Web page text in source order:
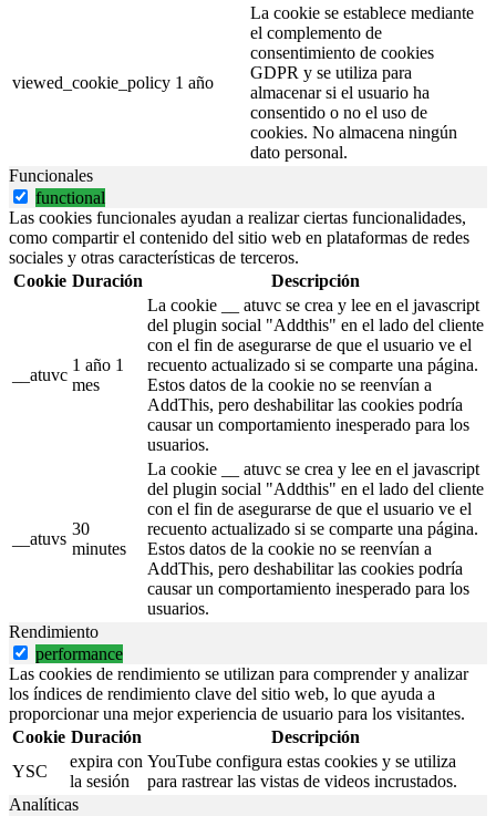
viewed_cookie_policy 1 año
La cookie se establece mediante
el complemento de
consentimiento de cookies
GDPR y se utiliza para
almacenar si el usuario ha
consentido o no el uso de
cookies. No almacena ningún
dato personal.
Funcionales
functional
Las cookies funcionales ayudan a realizar ciertas funcionalidades,
como compartir el contenido del sitio web en plataformas de redes
sociales y otras características de terceros.
Cookie Duración Descripción
__atuvc
1 año 1
mes
La cookie __ atuvc se crea y lee en el javascript
del plugin social "Addthis" en el lado del cliente
con el fin de asegurarse de que el usuario ve el
recuento actualizado si se comparte una página.
Estos datos de la cookie no se reenvían a
AddThis, pero deshabilitar las cookies podría
causar un comportamiento inesperado para los
usuarios.
__atuvs
30
minutes
La cookie __ atuvc se crea y lee en el javascript
del plugin social "Addthis" en el lado del cliente
con el fin de asegurarse de que el usuario ve el
recuento actualizado si se comparte una página.
Estos datos de la cookie no se reenvían a
AddThis, pero deshabilitar las cookies podría
causar un comportamiento inesperado para los
usuarios.
Rendimiento
performance
Las cookies de rendimiento se utilizan para comprender y analizar
los índices de rendimiento clave del sitio web, lo que ayuda a
proporcionar una mejor experiencia de usuario para los visitantes.
Cookie Duración
Descripción
YSC
expira con
la sesión
YouTube configura estas cookies y se utiliza
para rastrear las vistas de videos incrustados.
Analíticas